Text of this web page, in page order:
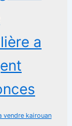
a
vendre kairouan